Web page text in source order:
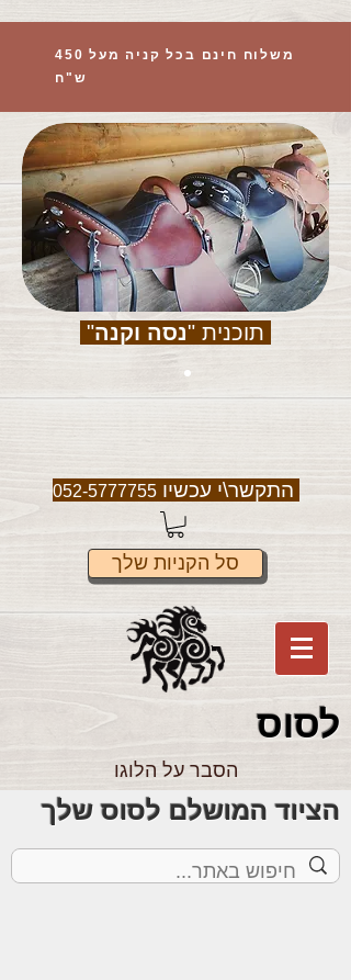
משלוח חינם בכל קניה מעל 450
ש"ח
תוכנית "נסה וקנה"
התקשר\י עכשיו052-5777755
סל הקניות שלך
לסוס
הסבר על הלוגו
הציוד המושלם לסוס שלך